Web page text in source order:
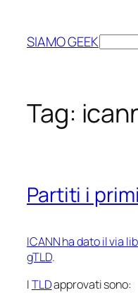
contenuto
SIAMO GEEKCerca
Tag:
Partiti i
ICANN ha dato il via
gTLD.
ITLDapprovati sono: